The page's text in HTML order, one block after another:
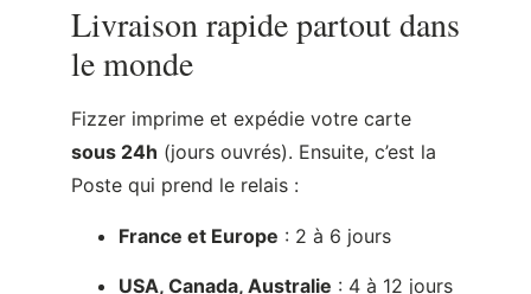
Livraison rapide partout dans
le monde
Fizzer imprime et expédie votre carte
sous 24h (jours ouvrés). Ensuite, c’est la
Poste qui prend le relais :
France et Europe : 2 à 6 jours
USA, Canada, Australie : 4 à 12 jours